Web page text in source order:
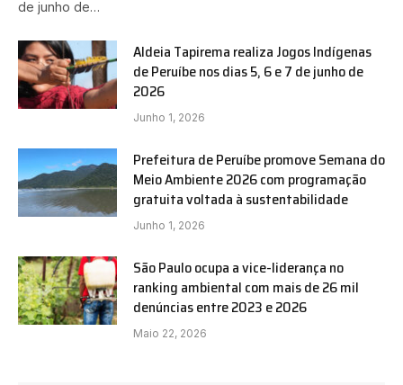
de junho de…
Aldeia Tapirema realiza Jogos Indígenas
de Peruíbe nos dias 5, 6 e 7 de junho de
2026
Junho 1, 2026
Prefeitura de Peruíbe promove Semana do
Meio Ambiente 2026 com programação
gratuita voltada à sustentabilidade
Junho 1, 2026
São Paulo ocupa a vice-liderança no
ranking ambiental com mais de 26 mil
denúncias entre 2023 e 2026
Maio 22, 2026